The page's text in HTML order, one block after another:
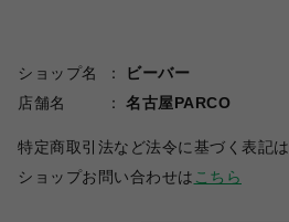
ショップ名
ビーバー
店舗名
名古屋PARCO
特定商取引法など法令に基づく表記は
ショップお問い合わせは こちら